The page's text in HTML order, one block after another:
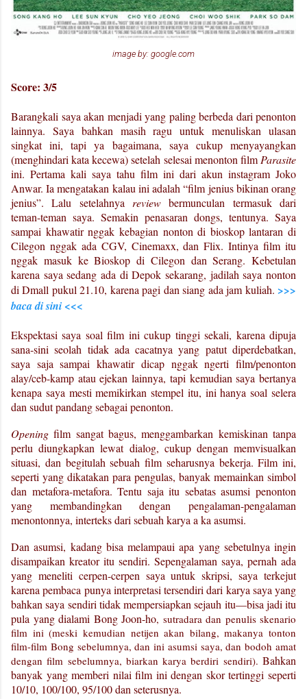
image by: google.com
Score: 3/5
Barangkali saya akan menjadi yang paling berbeda dari penonton
lainnya. Saya bahkan masih ragu untuk menuliskan ulasan
singkat ini, tapi ya bagaimana, saya cukup menyayangkan
(menghindari kata kecewa) setelah selesai menonton film Parasite
ini. Pertama kali saya tahu film ini dari akun instagram Joko
Anwar. Ia mengatakan kalau ini adalah “film jenius bikinan orang
jenius”. Lalu setelahnya review bermunculan termasuk dari
teman-teman saya. Semakin penasaran dongs, tentunya. Saya
sampai khawatir nggak kebagian nonton di bioskop lantaran di
Cilegon nggak ada CGV, Cinemaxx, dan Flix. Intinya film itu
nggak masuk ke Bioskop di Cilegon dan Serang. Kebetulan
karena saya sedang ada di Depok sekarang, jadilah saya nonton
di Dmall pukul 21.10, karena pagi dan siang ada jam kuliah. >>>
baca di sini <<<
Ekspektasi saya soal film ini cukup tinggi sekali, karena dipuja
sana-sini seolah tidak ada cacatnya yang patut diperdebatkan,
saya saja sampai khawatir dicap nggak ngerti film/penonton
alay/ceb-kamp atau ejekan lainnya, tapi kemudian saya bertanya
kenapa saya mesti memikirkan stempel itu, ini hanya soal selera
dan sudut pandang sebagai penonton.
Opening film sangat bagus, menggambarkan kemiskinan tanpa
perlu diungkapkan lewat dialog, cukup dengan memvisualkan
situasi, dan begitulah sebuah film seharusnya bekerja. Film ini,
seperti yang dikatakan para pengulas, banyak memainkan simbol
dan metafora-metafora. Tentu saja itu sebatas asumsi penonton
yang membandingkan dengan pengalaman-pengalaman
menontonnya, interteks dari sebuah karya a ka asumsi.
Dan asumsi, kadang bisa melampaui apa yang sebetulnya ingin
disampaikan kreator itu sendiri. Sepengalaman saya, pernah ada
yang meneliti cerpen-cerpen saya untuk skripsi, saya terkejut
karena pembaca punya interpretasi tersendiri dari karya saya yang
bahkan saya sendiri tidak mempersiapkan sejauh itu—bisa jadi itu
pula yang dialami Bong Joon-ho, sutradara dan penulis skenario
film ini (meski kemudian netijen akan bilang, makanya tonton
film-film Bong sebelumnya, dan ini asumsi saya, dan bodoh amat
dengan film sebelumnya, biarkan karya berdiri sendiri). Bahkan
banyak yang memberi nilai film ini dengan skor tertinggi seperti
10/10, 100/100, 95/100 dan seterusnya.